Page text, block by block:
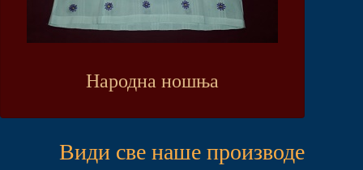
Народна ношња
Види све наше производе